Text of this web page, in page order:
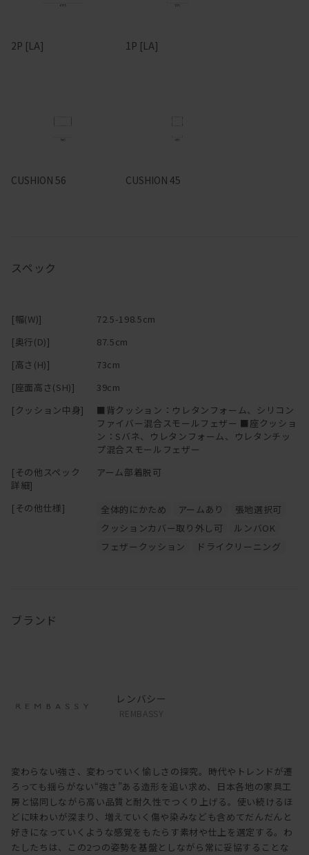
2P [LA] 1P [LA]
CUSHION 56 CUSHION 45
スペック
[幅(W)]
72.5-198.5cm
[奥行(D)]
87.5cm
[高さ(H)]
73cm
[座面高さ(SH)]
39cm
[クッション中身]
■背クッション：ウレタンフォーム、シリコン
ファイバー混合スモールフェザー ■座クッショ
ン：Sバネ、ウレタンフォーム、ウレタンチッ
プ混合スモールフェザー
[その他スペック
詳細]
アーム部着脱可
[その他仕様] 全体的にかため アームあり
張地選択可
クッションカバー取り外し可
ルンバOK
フェザークッション
ドライクリーニング
ブランド
レンバシー
REMBASSY
変わらない強さ、変わっていく愉しさの探究。時代やトレンドが遷
ろっても揺らがない“強さ”ある造形を追い求め、日本各地の家具工
房と協同しながら高い品質と耐久性でつくり上げる。使い続けるほ
どに味わいが深まり、増えていく傷や染みなども含めてだんだんと
好きになっていくような感覚をもたらす素材や仕上を選定する。わ
たしたちは、この2つの姿勢を基盤としながら常に妥協することな